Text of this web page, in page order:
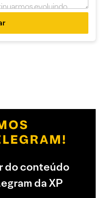
do conteúdo
da XP